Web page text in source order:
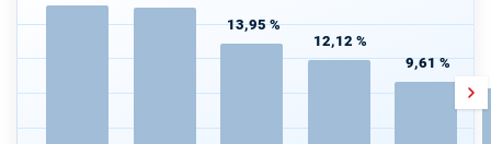
13,95 %
12,12 %
9,61 %